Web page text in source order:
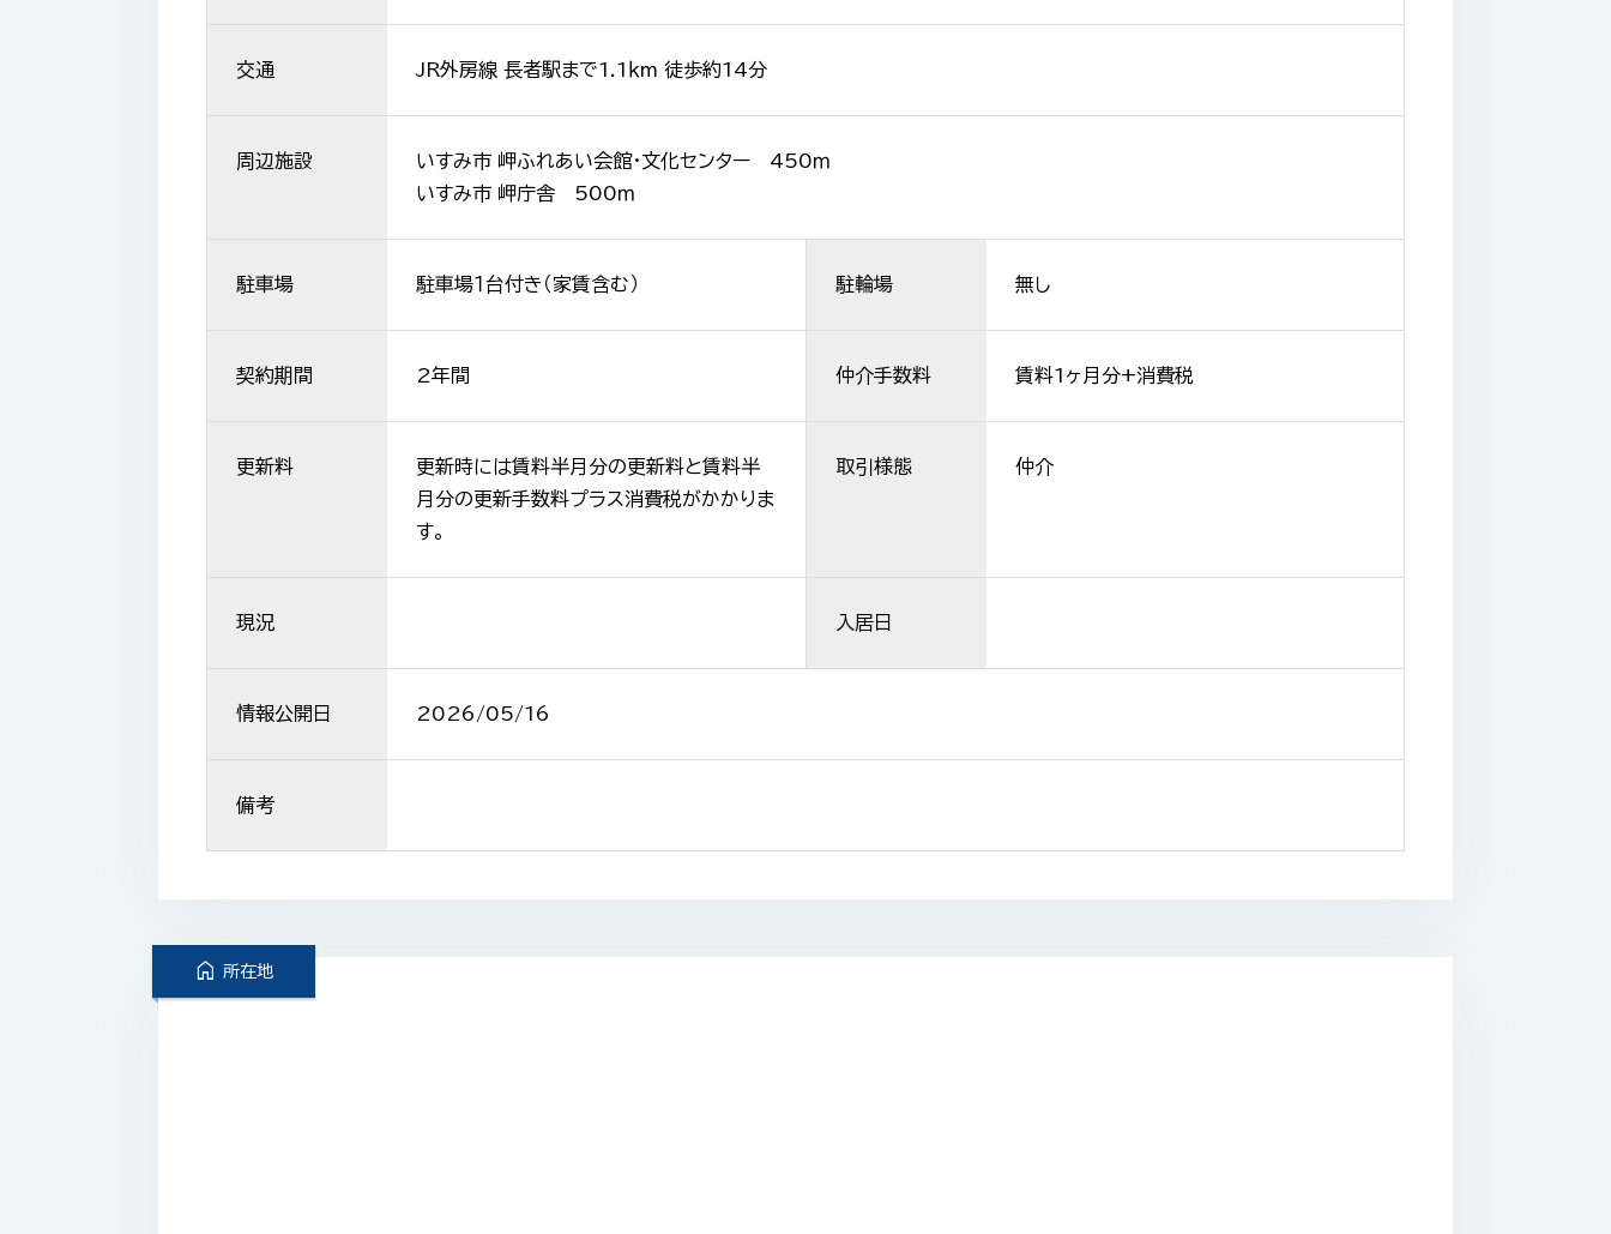
交通 JR外房線 長者駅まで1.1ｋm 徒歩約14分
周辺施設
いすみ市 岬ふれあい会館・文化センター 450ｍ
いすみ市 岬庁舎 500ｍ
駐車場 駐車場１台付き（家賃含む） 駐輪場 無し
契約期間 2年間 仲介手数料 賃料1ヶ月分+消費税
更新料
更新時には賃料半月分の更新料と賃料半
月分の更新手数料プラス消費税がかかりま
す。
取引様態 仲介
現況 入居日
情報公開日 2026/05/16
備考
home 所在地